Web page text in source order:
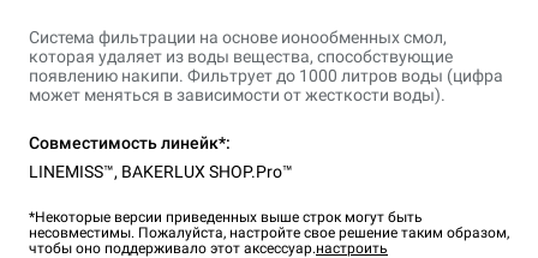
Система фильтрации на основе ионообменных смол,
которая удаляет из воды вещества, способствующие
появлению накипи. Фильтрует до 1000 литров воды (цифра
может меняться в зависимости от жесткости воды).
Совместимость линейк*:
LINEMISS™, BAKERLUX SHOP.Pro™
*Некоторые версии приведенных выше строк могут быть
несовместимы. Пожалуйста, настройте свое решение таким образом,
чтобы оно поддерживало этот аксессуар.настроить